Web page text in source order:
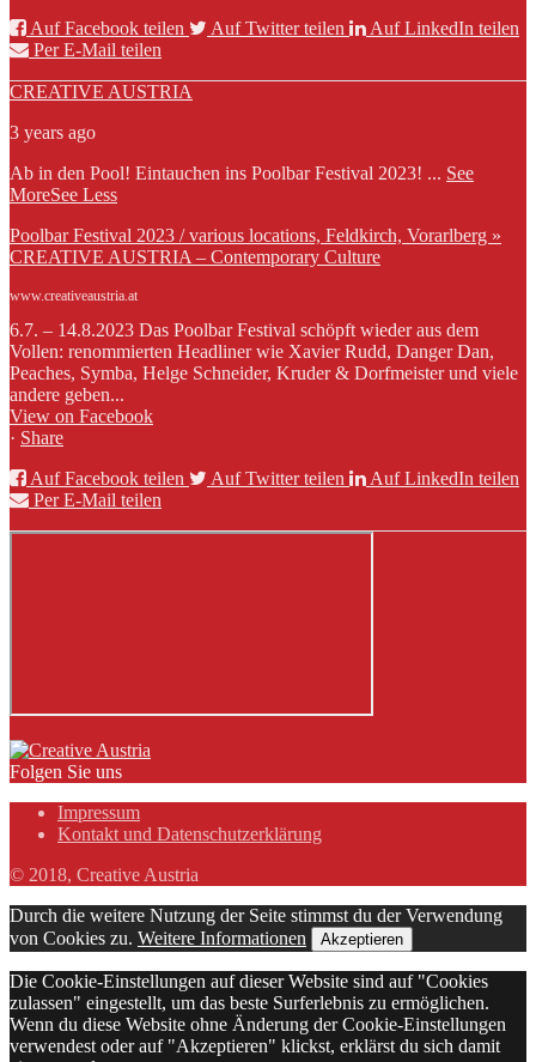
Auf Facebook teilen
Auf Twitter teilen
Auf LinkedIn teilen
Per E-Mail teilen
CREATIVE AUSTRIA
3 years ago
Ab in den Pool! Eintauchen ins Poolbar Festival 2023! ... See
MoreSee Less
Poolbar Festival 2023 / various locations, Feldkirch, Vorarlberg »
CREATIVE AUSTRIA – Contemporary Culture
www.creativeaustria.at
6.7. – 14.8.2023 Das Poolbar Festival schöpft wieder aus dem
Vollen: renommierten Headliner wie Xavier Rudd, Danger Dan,
Peaches, Symba, Helge Schneider, Kruder & Dorfmeister und viele
andere geben...
View on Facebook
· Share
Auf Facebook teilen
Auf Twitter teilen
Auf LinkedIn teilen
Per E-Mail teilen
Folgen Sie uns
Impressum
Kontakt und Datenschutzerklärung
© 2018, Creative Austria
Durch die weitere Nutzung der Seite stimmst du der Verwendung
von Cookies zu. Weitere Informationen Akzeptieren
Die Cookie-Einstellungen auf dieser Website sind auf "Cookies
zulassen" eingestellt, um das beste Surferlebnis zu ermöglichen.
Wenn du diese Website ohne Änderung der Cookie-Einstellungen
verwendest oder auf "Akzeptieren" klickst, erklärst du sich damit